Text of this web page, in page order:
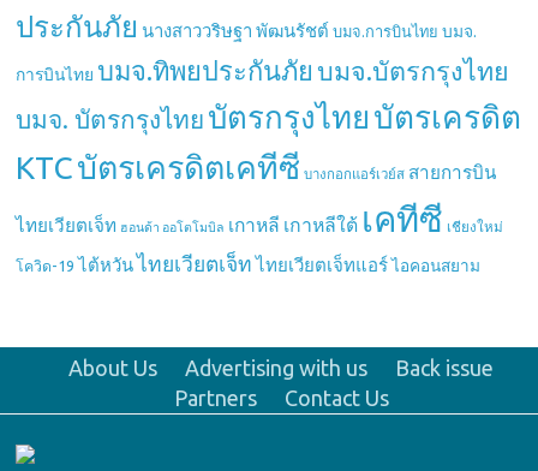
ประกันภัย นางสาววริษฐา พัฒนรัชต์ บมจ.การบินไทย บมจ.
การบินไทย บมจ.ทิพยประกันภัย บมจ.บัตรกรุงไทย
บมจ. บัตรกรุงไทย บัตรกรุงไทย บัตรเครดิต
KTCบัตรเครดิตเคทีซี บางกอกแอร์เวย์ส สายการบิน
ไทยเวียตเจ็ท ฮอนด้า ออโตโมบิล เกาหลี เกาหลีใต้ เคทีซี เชียงใหม่
โควิด-19 ไต้หวัน ไทยเวียตเจ็ท ไทยเวียตเจ็ทแอร์ ไอคอนสยาม
About Us Advertising with us
Back issue
Partners
Contact Us